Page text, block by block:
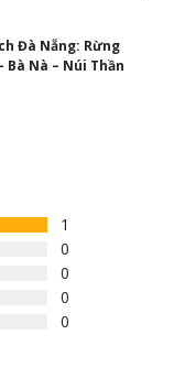
Đà Nẵng: Rừng
Bà Nà – Núi Thần
1
0
0
0
0